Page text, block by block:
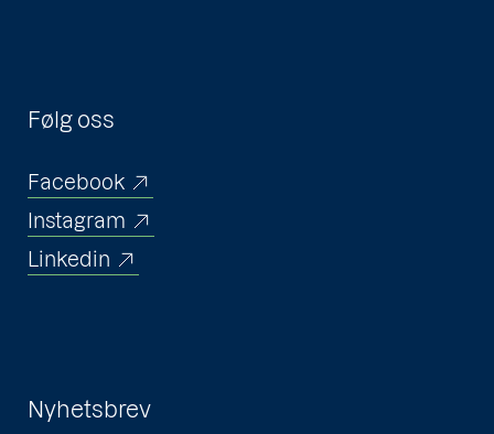
Følg oss
Facebook
Instagram
Linkedin
Nyhetsbrev